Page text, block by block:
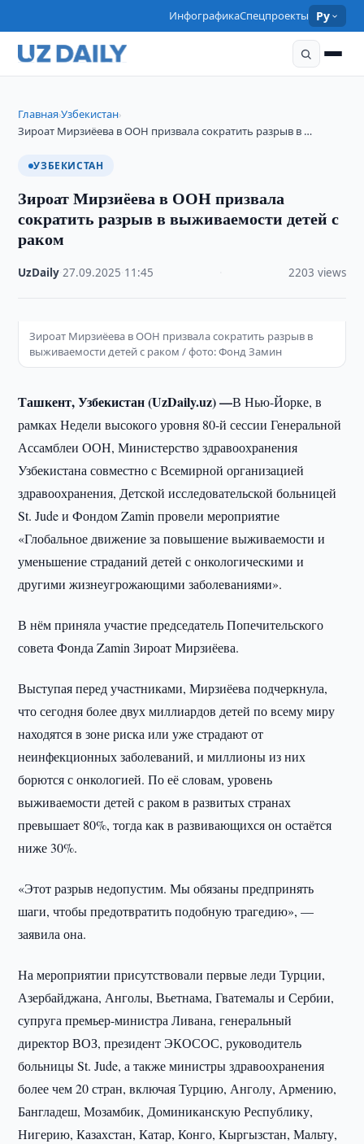
ИнфографикаСпецпроекты Ру
Главная›Узбекистан›
Зироат Мирзиёева в ООН призвала сократить разрыв в …
УЗБЕКИСТАН
Зироат Мирзиёева в ООН призвала
сократить разрыв в выживаемости детей с
раком
UzDaily ·27.09.2025 11:45 2203 views
Зироат Мирзиёева в ООН призвала сократить разрыв в
выживаемости детей с раком / фото: Фонд Замин
Ташкент, Узбекистан (UzDaily.uz) —В Нью-Йорке, в
рамках Недели высокого уровня 80-й сессии Генеральной
Ассамблеи ООН, Министерство здравоохранения
Узбекистана совместно с Всемирной организацией
здравоохранения, Детской исследовательской больницей
St. Jude и Фондом Zamin провели мероприятие
«Глобальное движение за повышение выживаемости и
уменьшение страданий детей с онкологическими и
другими жизнеугрожающими заболеваниями».
В нём приняла участие председатель Попечительского
совета Фонда Zamin Зироат Мирзиёева.
Выступая перед участниками, Мирзиёева подчеркнула,
что сегодня более двух миллиардов детей по всему миру
находятся в зоне риска или уже страдают от
неинфекционных заболеваний, и миллионы из них
борются с онкологией. По её словам, уровень
выживаемости детей с раком в развитых странах
превышает 80%, тогда как в развивающихся он остаётся
ниже 30%.
«Этот разрыв недопустим. Мы обязаны предпринять
шаги, чтобы предотвратить подобную трагедию», —
заявила она.
На мероприятии присутствовали первые леди Турции,
Азербайджана, Анголы, Вьетнама, Гватемалы и Сербии,
супруга премьер-министра Ливана, генеральный
директор ВОЗ, президент ЭКОСОС, руководитель
больницы St. Jude, а также министры здравоохранения
более чем 20 стран, включая Турцию, Анголу, Армению,
Бангладеш, Мозамбик, Доминиканскую Республику,
Нигерию, Казахстан, Катар, Конго, Кыргызстан, Мальту,